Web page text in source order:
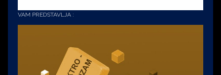
VAM PREDSTAVLJA :